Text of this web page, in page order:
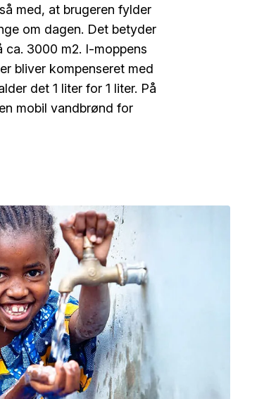
med, at brugeren fylder
om dagen. Det betyder
ca. 3000 m2. I-moppens
bliver kompenseret med
det 1 liter for 1 liter. På
mobil vandbrønd for